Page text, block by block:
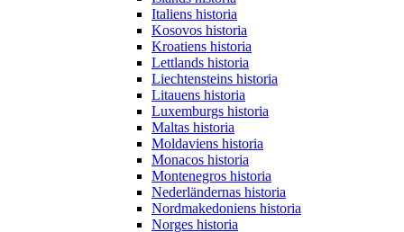
Italiens historia
Kosovos historia
Kroatiens historia
Lettlands historia
Liechtensteins historia
Litauens historia
Luxemburgs historia
Maltas historia
Moldaviens historia
Monacos historia
Montenegros historia
Nederländernas historia
Nordmakedoniens historia
Norges historia